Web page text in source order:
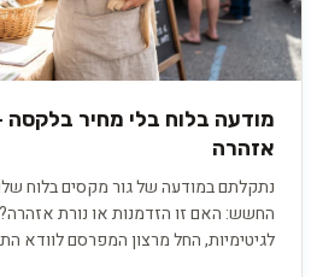
מודעה בלוח בלי מחיר בלקסה
אזהרה
נתקלתם במודעה של גור מקסים בלוח
החשש: האם זו הזדמנות או נורת
לגיטימיות, החל מרצון המפרסם לוודא